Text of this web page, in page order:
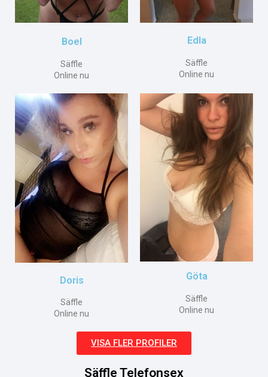
Boel
Säffle
Online nu
Edla
Säffle
Online nu
Doris
Säffle
Online nu
Göta
Säffle
Online nu
VISA FLER PROFILER
Säffle Telefonsex